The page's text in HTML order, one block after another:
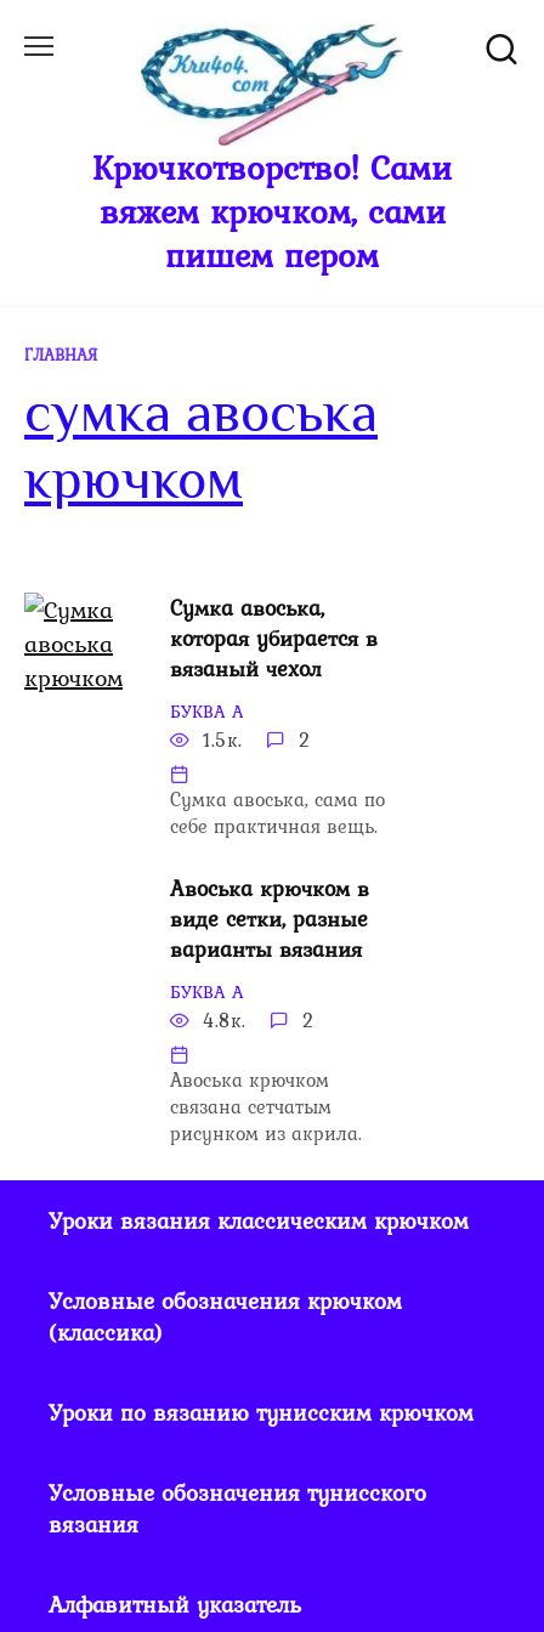
Крючкотворство! Сами
вяжем крючком, сами
пишем пером
ГЛАВНАЯ
сумка авоська
крючком
Сумка авоська,
которая убирается в
вязаный чехол
БУКВА А
1.5к. 2
Сумка авоська, сама по
себе практичная вещь.
Авоська крючком в
виде сетки, разные
варианты вязания
БУКВА А
4.8к. 2
Авоська крючком
связана сетчатым
рисунком из акрила.
Уроки вязания классическим крючком
Условные обозначения крючком
(классика)
Уроки по вязанию тунисским крючком
Условные обозначения тунисского
вязания
Алфавитный указатель